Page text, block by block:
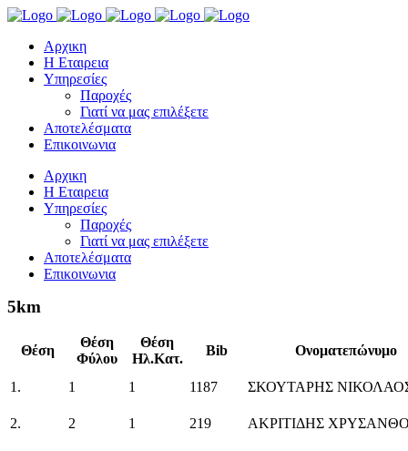
Αρχικη
Η Εταιρεια
Υπηρεσίες
Παροχές
Γιατί να μας επιλέξετε
Αποτελέσματα
Επικοινωνια
Αρχικη
Η Εταιρεια
Υπηρεσίες
Παροχές
Γιατί να μας επιλέξετε
Αποτελέσματα
Επικοινωνια
5km
Θέση
Θέση
Φύλου
Θέση
Ηλ.Κατ.
Bib Ονοματεπώνυμο
1. 1 1 1187 ΣΚΟΥΤΑΡΗΣ
2. 2 1 219 ΑΚΡΙΤΙΔΗΣ